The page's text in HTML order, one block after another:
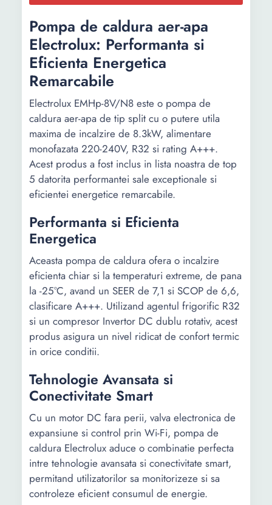
Pompa de caldura aer-apa
Electrolux: Performanta si
Eficienta Energetica
Remarcabile
Electrolux EMHp-8V/N8 este o pompa de
caldura aer-apa de tip split cu o putere utila
maxima de incalzire de 8.3kW, alimentare
monofazata 220-240V, R32 si rating A+++.
Acest produs a fost inclus in lista noastra de top
5 datorita performantei sale exceptionale si
eficientei energetice remarcabile.
Performanta si Eficienta
Energetica
Aceasta pompa de caldura ofera o incalzire
eficienta chiar si la temperaturi extreme, de pana
la -25°C, avand un SEER de 7,1 si SCOP de 6,6,
clasificare A+++. Utilizand agentul frigorific R32
si un compresor Invertor DC dublu rotativ, acest
produs asigura un nivel ridicat de confort termic
in orice conditii.
Tehnologie Avansata si
Conectivitate Smart
Cu un motor DC fara perii, valva electronica de
expansiune si control prin Wi-Fi, pompa de
caldura Electrolux aduce o combinatie perfecta
intre tehnologie avansata si conectivitate smart,
permitand utilizatorilor sa monitorizeze si sa
controleze eficient consumul de energie.